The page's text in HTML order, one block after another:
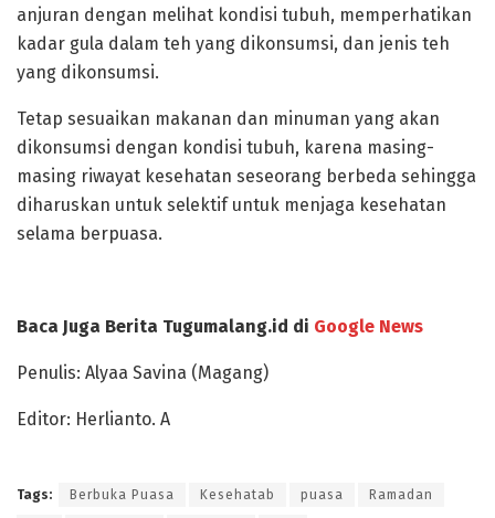
anjuran dengan melihat kondisi tubuh, memperhatikan
kadar gula dalam teh yang dikonsumsi, dan jenis teh
yang dikonsumsi.
Tetap sesuaikan makanan dan minuman yang akan
dikonsumsi dengan kondisi tubuh, karena masing-
masing riwayat kesehatan seseorang berbeda sehingga
diharuskan untuk selektif untuk menjaga kesehatan
selama berpuasa.
Baca Juga Berita Tugumalang.id di Google News
Penulis: Alyaa Savina (Magang)
Editor: Herlianto. A
Tags: Berbuka Puasa Kesehatab puasa Ramadan